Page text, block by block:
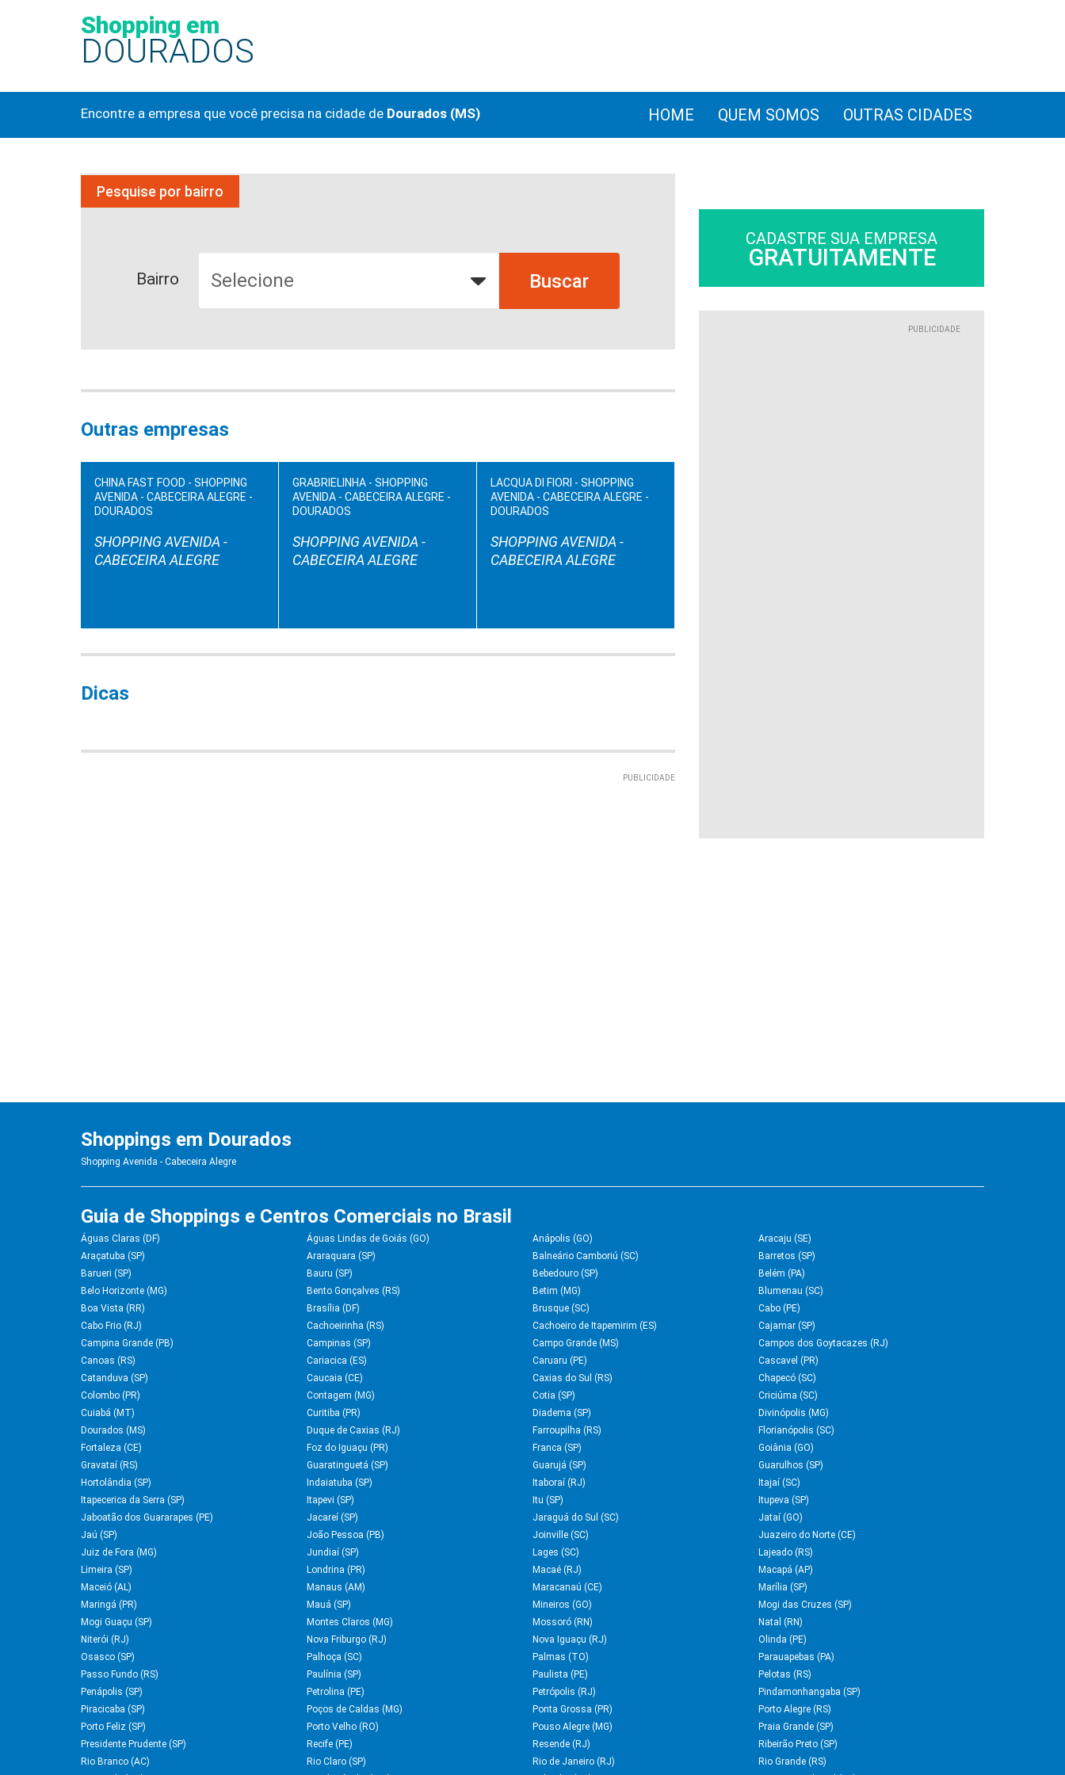
Shopping em
DOURADOS
Encontre a empresa que você precisa na cidade de Dourados (MS) HOME QUEM SOMOS OUTRAS CIDADES
Pesquise por bairro
Bairro
Outras empresas
CHINA FAST FOOD - SHOPPING
AVENIDA - CABECEIRA ALEGRE -
DOURADOS
SHOPPING AVENIDA -
CABECEIRA ALEGRE
GRABRIELINHA - SHOPPING
AVENIDA - CABECEIRA ALEGRE -
DOURADOS
SHOPPING AVENIDA -
CABECEIRA ALEGRE
LACQUA DI FIORI - SHOPPING
AVENIDA - CABECEIRA ALEGRE -
DOURADOS
SHOPPING AVENIDA -
CABECEIRA ALEGRE
Dicas
PUBLICIDADE
CADASTRE SUA EMPRESA
GRATUITAMENTE
PUBLICIDADE
Shoppings em Dourados
Shopping Avenida - Cabeceira Alegre
Guia de Shoppings e Centros Comerciais no Brasil
Águas Claras (DF) Águas Lindas de Goiás (GO) Anápolis (GO)
Aracaju (SE)
Araçatuba (SP)
Araraquara (SP) Balneário Camboriú (SC)
Barretos (SP)
Barueri (SP)
Bauru (SP) Bebedouro (SP)
Belém (PA)
Belo Horizonte (MG)
Bento Gonçalves (RS) Betim (MG)
Blumenau (SC)
Boa Vista (RR)
Brasília (DF) Brusque (SC)
Cabo (PE)
Cabo Frio (RJ)
Cachoeirinha (RS) Cachoeiro de Itapemirim (ES)
Cajamar (SP)
Campina Grande (PB)
Campinas (SP) Campo Grande (MS)
Campos dos Goytacazes (RJ)
Canoas (RS)
Cariacica (ES) Caruaru (PE)
Cascavel (PR)
Catanduva (SP)
Caucaia (CE) Caxias do Sul (RS)
Chapecó (SC)
Colombo (PR)
Contagem (MG) Cotia (SP)
Criciúma (SC)
Cuiabá (MT)
Curitiba (PR) Diadema (SP)
Divinópolis (MG)
Dourados (MS)
Duque de Caxias (RJ) Farroupilha (RS)
Florianópolis (SC)
Fortaleza (CE)
Foz do Iguaçu (PR) Franca (SP)
Goiânia (GO)
Gravataí (RS)
Guaratinguetá (SP) Guarujá (SP)
Guarulhos (SP)
Hortolândia (SP)
Indaiatuba (SP) Itaboraí (RJ)
Itajaí (SC)
Itapecerica da Serra (SP)
Itapevi (SP) Itu (SP)
Itupeva (SP)
Jaboatão dos Guararapes (PE)
Jacareí (SP) Jaraguá do Sul (SC)
Jataí (GO)
Jaú (SP)
João Pessoa (PB) Joinville (SC)
Juazeiro do Norte (CE)
Juiz de Fora (MG)
Jundiaí (SP) Lages (SC)
Lajeado (RS)
Limeira (SP)
Londrina (PR) Macaé (RJ)
Macapá (AP)
Maceió (AL)
Manaus (AM) Maracanaú (CE)
Marília (SP)
Maringá (PR)
Mauá (SP) Mineiros (GO)
Mogi das Cruzes (SP)
Mogi Guaçu (SP)
Montes Claros (MG) Mossoró (RN)
Natal (RN)
Niterói (RJ)
Nova Friburgo (RJ) Nova Iguaçu (RJ)
Olinda (PE)
Osasco (SP)
Palhoça (SC) Palmas (TO)
Parauapebas (PA)
Passo Fundo (RS)
Paulínia (SP) Paulista (PE)
Pelotas (RS)
Penápolis (SP)
Petrolina (PE) Petrópolis (RJ)
Pindamonhangaba (SP)
Piracicaba (SP)
Poços de Caldas (MG) Ponta Grossa (PR)
Porto Alegre (RS)
Porto Feliz (SP)
Porto Velho (RO) Pouso Alegre (MG)
Praia Grande (SP)
Presidente Prudente (SP)
Recife (PE) Resende (RJ)
Ribeirão Preto (SP)
Rio Branco (AC)
Rio Claro (SP) Rio de Janeiro (RJ)
Rio Grande (RS)